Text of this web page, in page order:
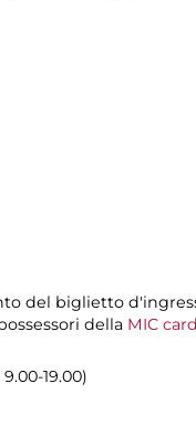
del biglietto
della MIC card
19.00)